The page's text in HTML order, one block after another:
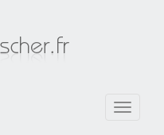
Toggle